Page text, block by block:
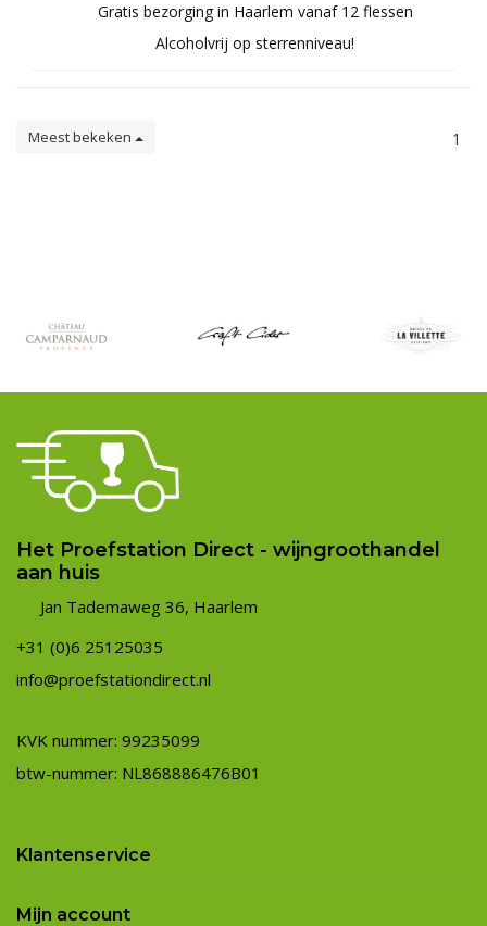
Gratis bezorging in Haarlem vanaf 12 flessen
Alcoholvrij op sterrenniveau!
Meest bekeken 1
Het Proefstation Direct - wijngroothandel
aan huis
Jan Tademaweg 36, Haarlem
+31 (0)6 25125035
info@proefstationdirect.nl
KVK nummer: 99235099
btw-nummer: NL868886476B01
Klantenservice
Mijn account